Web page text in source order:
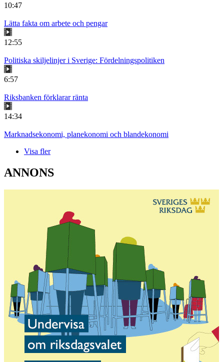
10:47
Lätta fakta om arbete och pengar
12:55
Politiska skiljelinjer i Sverige: Fördelningspolitiken
6:57
Riksbanken förklarar ränta
14:34
Marknadsekonomi, planekonomi och blandekonomi
Visa fler
ANNONS